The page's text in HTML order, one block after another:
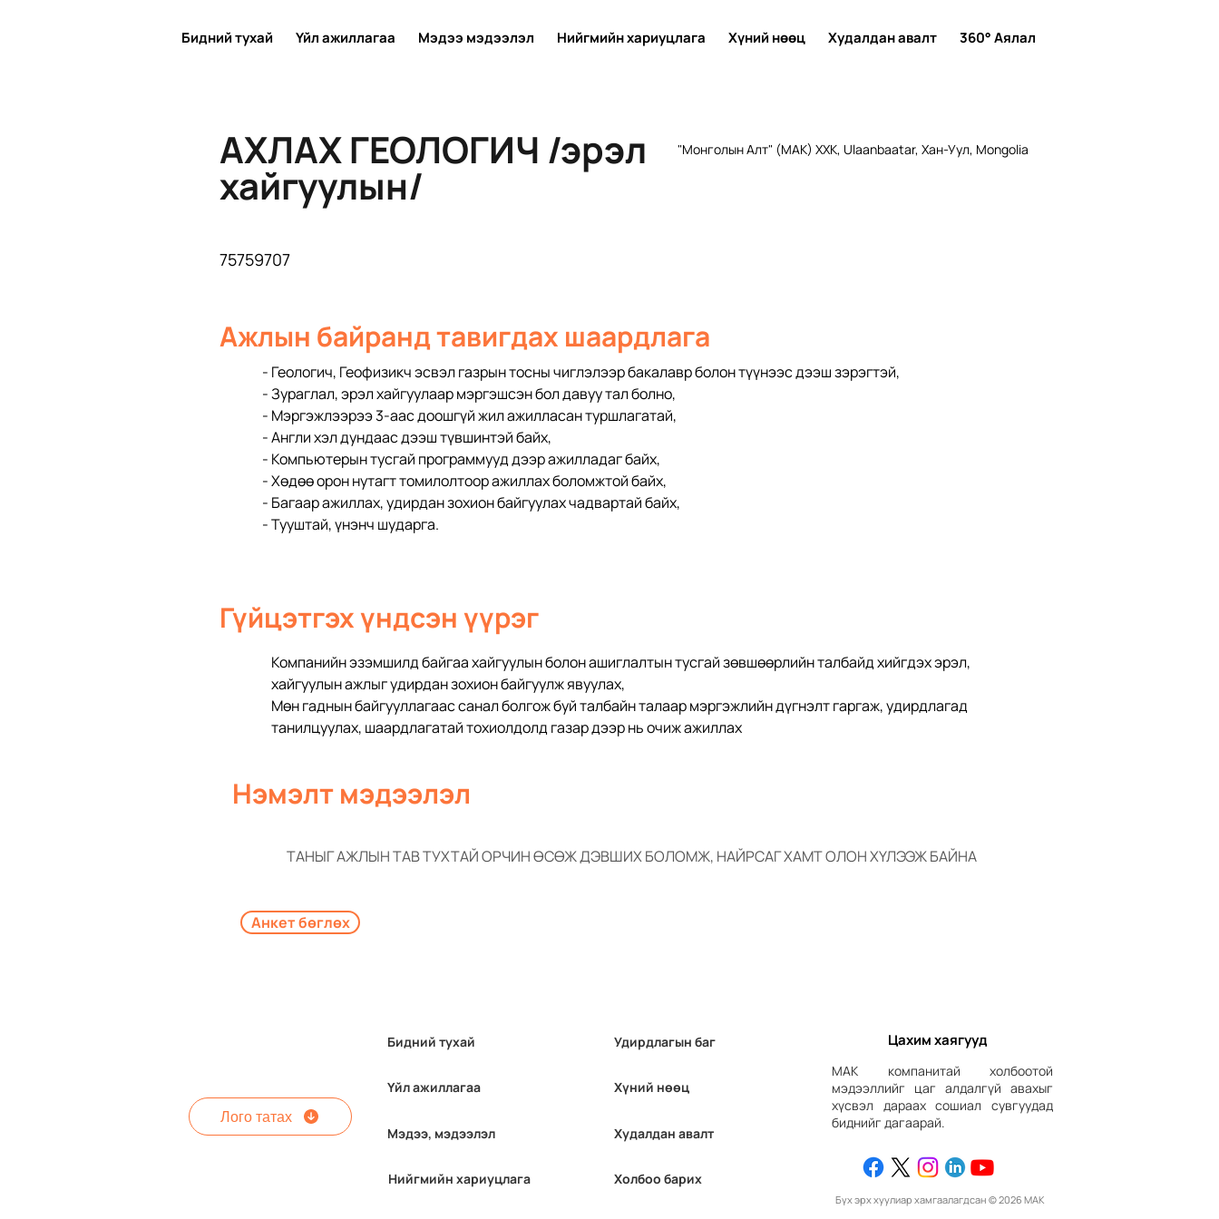
Бидний тухай Үйл ажиллагаа Мэдээ мэдээлэл Нийгмийн хариуцлага Хүний нөөц Худалдан авалт 360° Аялал
АХЛАХ ГЕОЛОГИЧ /эрэл
хайгуулын/
"Монголын Алт" (МАК) ХХК, Ulaanbaatar, Хан-Уул, Mongolia
75759707
Ажлын байранд тавигдах шаардлага
- Геологич, Геофизикч эсвэл газрын тосны чиглэлээр бакалавр болон түүнээс дээш зэрэгтэй,
- Зураглал, эрэл хайгуулаар мэргэшсэн бол давуу тал болно,
- Мэргэжлээрээ 3-аас доошгүй жил ажилласан туршлагатай,
- Англи хэл дундаас дээш түвшинтэй байх,
- Компьютерын тусгай программууд дээр ажилладаг байх,
- Хөдөө орон нутагт томилолтоор ажиллах боломжтой байх,
- Багаар ажиллах, удирдан зохион байгуулах чадвартай байх,
- Тууштай, үнэнч шударга.
Гүйцэтгэх үндсэн үүрэг
Компанийн эзэмшилд байгаа хайгуулын болон ашиглалтын тусгай зөвшөөрлийн талбайд хийгдэх эрэл,
хайгуулын ажлыг удирдан зохион байгуулж явуулах,
Мөн гаднын байгууллагаас санал болгож буй талбайн талаар мэргэжлийн дүгнэлт гаргаж, удирдлагад
танилцуулах, шаардлагатай тохиолдолд газар дээр нь очиж ажиллах
Нэмэлт мэдээлэл
ТАНЫГ АЖЛЫН ТАВ ТУХТАЙ ОРЧИН ӨСӨЖ ДЭВШИХ БОЛОМЖ, НАЙРСАГ ХАМТ ОЛОН ХҮЛЭЭЖ БАЙНА
Анкет бөглөх
Лого татах
Бидний тухай
Үйл ажиллагаа
Мэдээ, мэдээлэл
Нийгмийн хариуцлага
Удирдлагын баг
Хүний нөөц
Худалдан авалт
Холбоо барих
Цахим хаягууд
МАК компанитай холбоотой
мэдээллийг цаг алдалгүй авахыг
хүсвэл дараах сошиал сувгуудад
биднийг дагаарай.
Бүх эрх хуулиар хамгаалагдсан © 2026 МАК